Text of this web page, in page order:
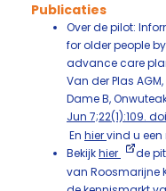
Publicaties
Over de pilot:
for older people
advance care
Van der Plas AGM,
Dame B,
Jun 7;22(1):109.
En hiervind u
Bekijkhier
de
van Roosmarijne